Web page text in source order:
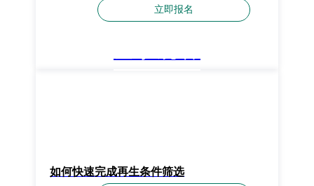
立即报名
如何快速完成再生条件筛选